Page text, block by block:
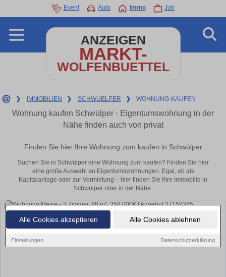
Alle Cookies akzeptieren Alle Cookies ablehnen
Einstellungen Datenschutzerklärung
Event Auto Immo Job
ANZEIGEN
MARKT-
WOLFENBUETTEL
❯ IMMOBILIEN ❯ SCHWUELPER ❯ WOHNUNG-KAUFEN
Wohnung kaufen Schwülper - Eigentumswohnung in der
Nähe finden auch von privat
Finden Sie hier Ihre Wohnung zum kaufen in Schwülper
Suchen Sie in Schwülper eine Wohnung zum kaufen? Finden Sie hier
eine große Auswahl an Eigentumswohnungen. Egal, ob als
Kapitalanlage oder zur Vermietung – hier finden Sie Ihre Immobilie in
Schwülper oder in der Nähe.